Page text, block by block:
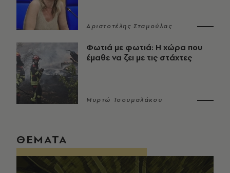
Αριστοτέλης Σταμούλας
Φωτιά με φωτιά: Η χώρα που
έμαθε να ζει με τις στάχτες
Μυρτώ Τσουμαλάκου
ΘΕΜΑΤΑ